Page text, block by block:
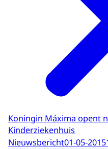
Koningin Máxima opent
Kinderziekenhuis
Nieuwsbericht01-05-2015